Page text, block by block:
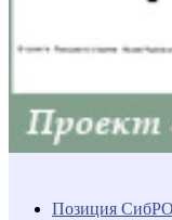
Позиция СибРО